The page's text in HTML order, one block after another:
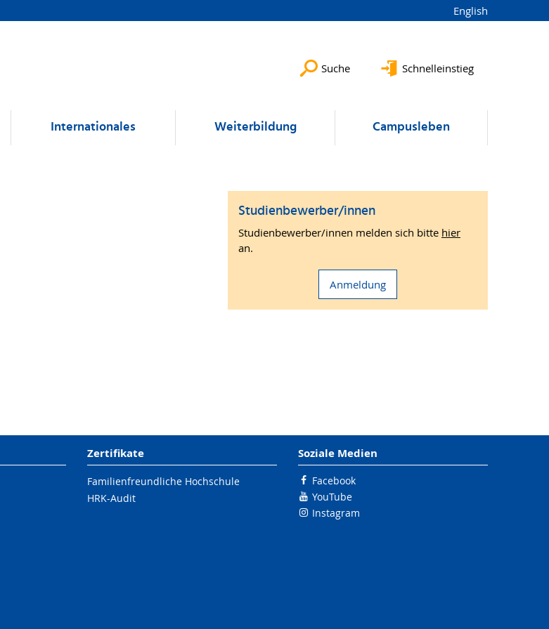
English
Suche Schnelleinstieg
Internationales Weiterbildung Campusleben
Studienbewerber/innen
Studienbewerber/innen melden sich bitte hier
an.
Anmeldung
Zertifikate
Familienfreundliche Hochschule
HRK-Audit
Soziale Medien
Facebook
YouTube
Instagram